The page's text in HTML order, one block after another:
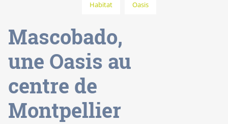
Habitat Oasis
Mascobado,
une Oasis au
centre de
Montpellier